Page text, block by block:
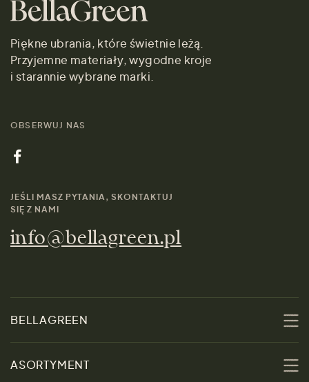
Piękne ubrania, które świetnie leżą.
Przyjemne materiały, wygodne kroje
i starannie wybrane marki.
OBSERWUJ NAS
JEŚLI MASZ PYTANIA, SKONTAKTUJ
SIĘ Z NAMI
info@bellagreen.pl
BELLAGREEN
O nas
ASORTYMENT